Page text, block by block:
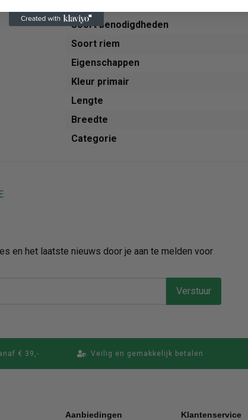
Soort benodigdheden
Soort riem
Eigenschappen
Kleur primair
Lengte
Breedte
Categorie
en het laatste nieuws door je aan te melden voor
Verstuur
€ 39,- Veilig en gemakkelijk betalen
Aanbiedingen Klantenservice